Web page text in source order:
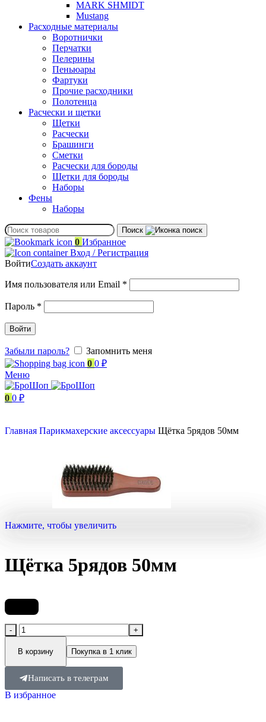
MARK SHMIDT
Mustang
Расходные материалы
Воротнички
Перчатки
Пелерины
Пеньюары
Фартуки
Прочие расходники
Полотенца
Расчески и щетки
Щетки
Расчески
Брашинги
Сметки
Расчески для бороды
Щетки для бороды
Наборы
Фены
Наборы
Поиск
0 Избранное
Вход / Регистрация
ВойтиСоздать аккаунт
Имя пользователя или Email *
Пароль *
Войти
Забыли пароль?
Запомнить меня
0 0 ₽
Меню
0 0 ₽
Главная Парикмахерские аксессуары Щётка 5рядов 50мм
Нажмите, чтобы увеличить
Щётка 5рядов 50мм
В корзину Покупка в 1 клик
Написать в телеграм
В избранное